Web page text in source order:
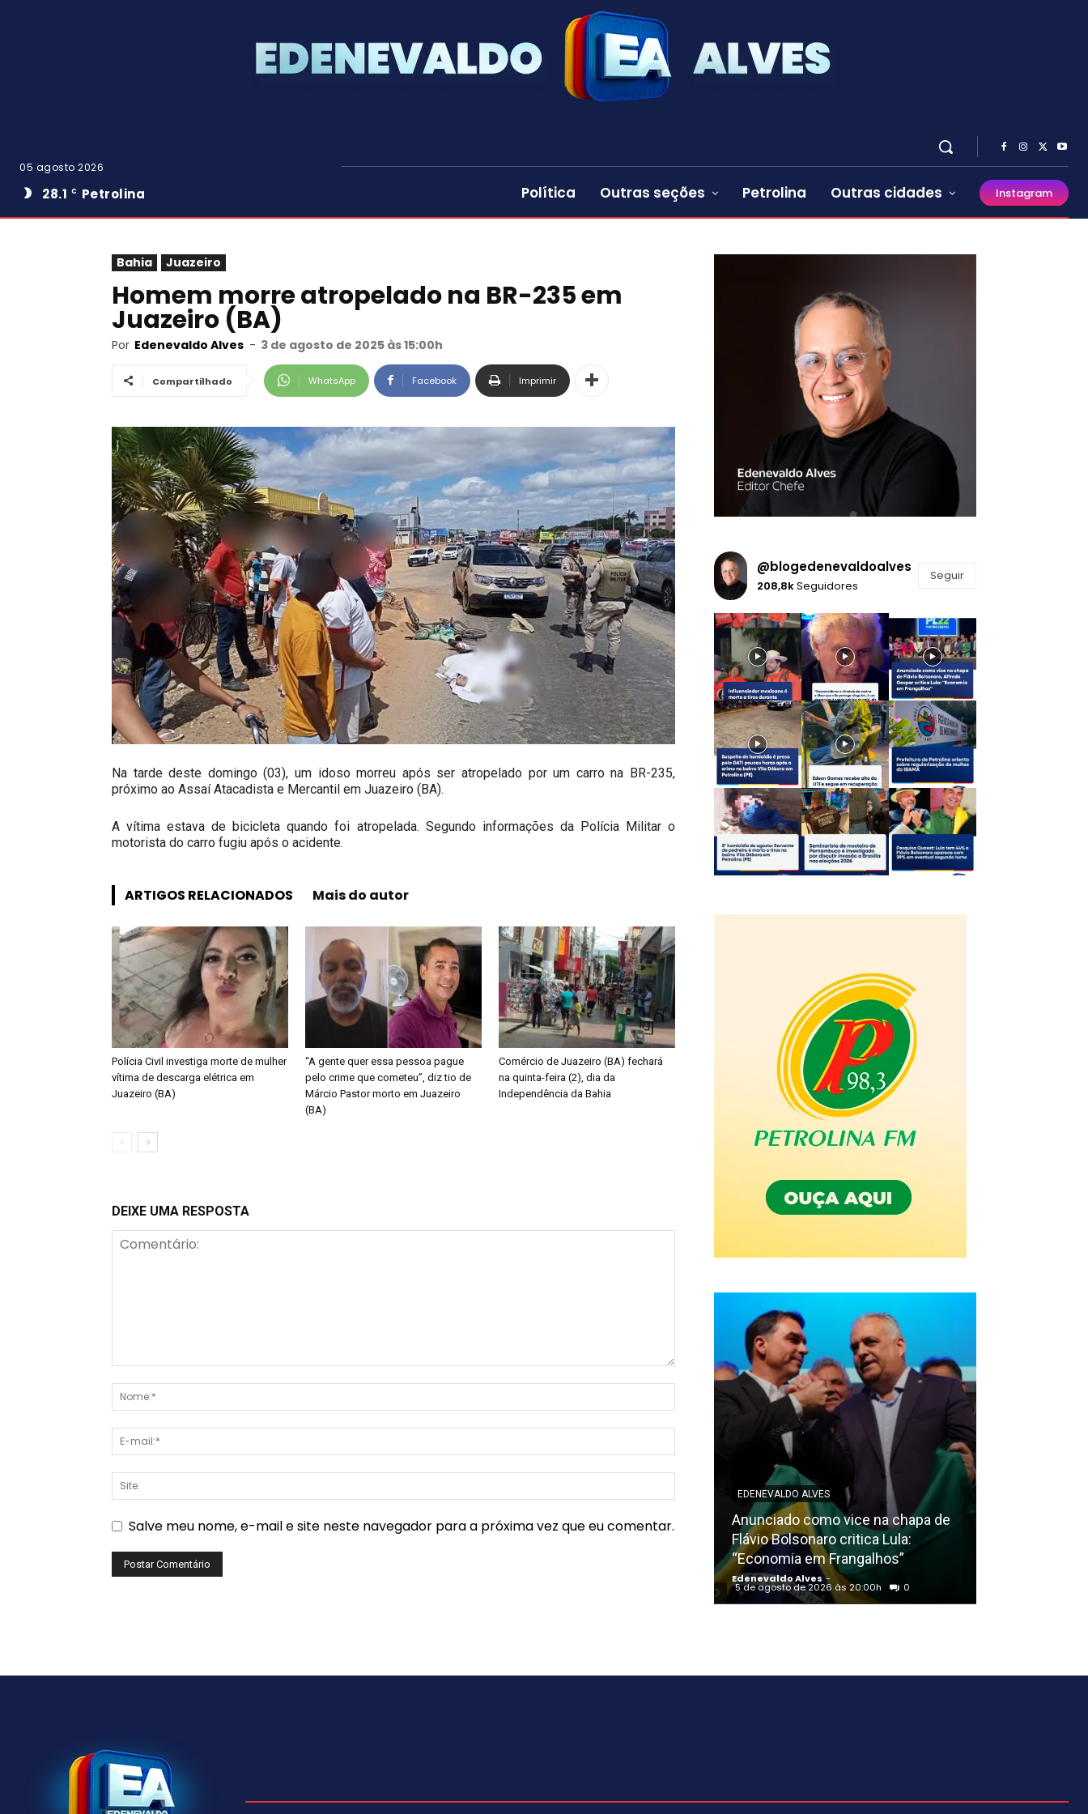
05 agosto 2026
28.1 C Petrolina Política Outras seções Petrolina Outras cidades Instagram
Bahia Juazeiro
Homem morre atropelado na BR-235 em
Juazeiro (BA)
Por Edenevaldo Alves - 3 de agosto de 2025 às 15:00h
Compartilhado WhatsApp Facebook Imprimir
Na tarde deste domingo (03), um idoso morreu após ser atropelado por um carro na BR-235,
próximo ao Assaí Atacadista e Mercantil em Juazeiro (BA).
A vítima estava de bicicleta quando foi atropelada. Segundo informações da Polícia Militar o
motorista do carro fugiu após o acidente.
ARTIGOS RELACIONADOS Mais do autor
Polícia Civil investiga morte de mulher
vítima de descarga elétrica em
Juazeiro (BA)
“A gente quer essa pessoa pague
pelo crime que cometeu”, diz tio de
Márcio Pastor morto em Juazeiro
(BA)
Comércio de Juazeiro (BA) fechará
na quinta-feira (2), dia da
Independência da Bahia
DEIXE UMA RESPOSTA
Salve meu nome, e-mail e site neste navegador para a próxima vez que eu comentar.
@blogedenevaldoalves
208,8kSeguidores
Seguir
EDENEVALDO ALVES
Anunciado como vice na chapa de
Flávio Bolsonaro critica Lula:
“Economia em Frangalhos”
Edenevaldo Alves -
5 de agosto de 2026 às 20:00h 0